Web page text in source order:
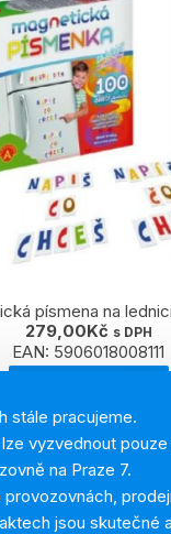
stále pracujeme.
vyzvednout pouze
na Praze 7.
jsou skutečné a
písmena na
279,00Kč s DPH
EAN: 5906018008111